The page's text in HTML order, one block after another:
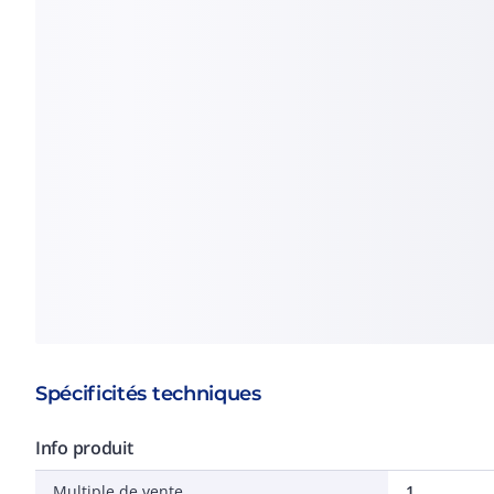
Spécificités techniques
Info produit